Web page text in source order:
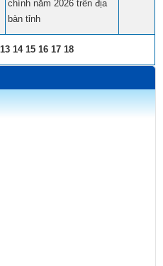
chính năm 2026 trên địa
bàn tỉnh
13 14​​ 15 16 17 18